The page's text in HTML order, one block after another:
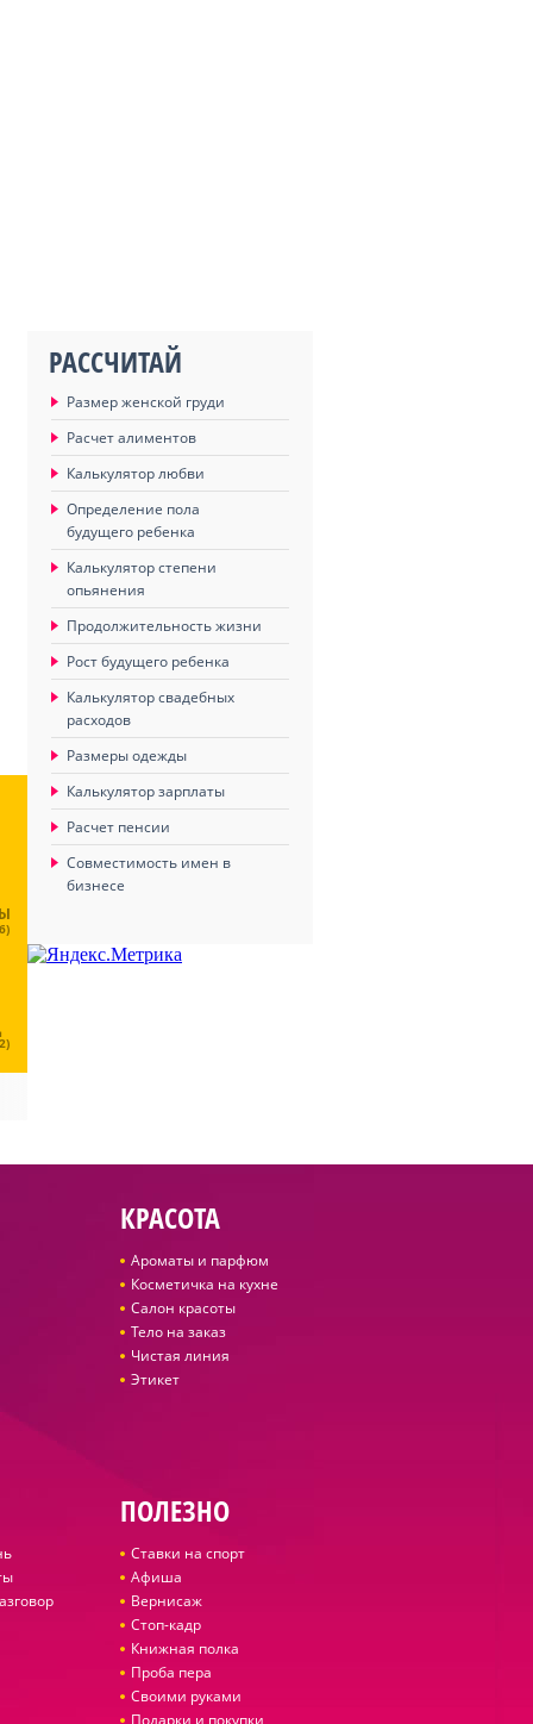
РАССЧИТАЙ
Размер женской груди
Расчет алиментов
Калькулятор любви
Определение пола
будущего ребенка
Калькулятор степени
опьянения
Продолжительность жизни
Рост будущего ребенка
Калькулятор свадебных
расходов
Размеры одежды
Калькулятор зарплаты
Расчет пенсии
Совместимость имен в
бизнесе
КРАСОТА
Ароматы и парфюм
Косметичка на кухне
Салон красоты
Тело на заказ
Чистая линия
Этикет
ПОЛЕЗНО
Ставки на спорт
Афиша
Вернисаж
Стоп-кадр
Книжная полка
Проба пера
Своими руками
Подарки и покупки